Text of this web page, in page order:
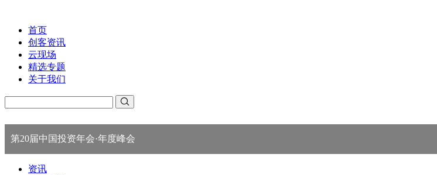
首页
创客资讯
云现场
精选专题
关于我们
第20届中国投资年会·年度峰会
资讯